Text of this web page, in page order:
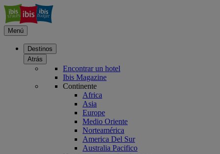
Menú
Destinos
Atrás
Encontrar un hotel
Ibis Magazine
Continente
Africa
Asia
Europe
Medio Oriente
Norteamérica
America Del Sur
Australia Pacifico